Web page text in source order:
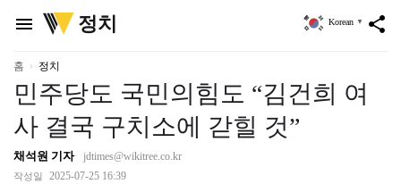
menu
위
키
정치 share
Korean ▼
홈 정치
민주당도 국민의힘도 “김건희 여
사 결국 구치소에 갇힐 것”
채석원 기자 jdtimes@wikitree.co.kr
작성일 2025-07-25 16:39